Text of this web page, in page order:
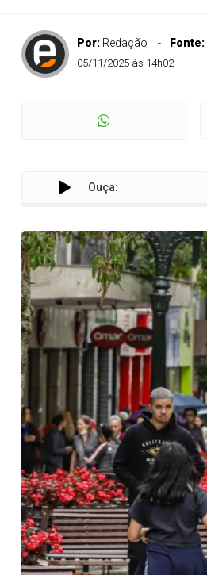
Por: Redação Fonte:
05/11/2025 às 14h02
Ouça: